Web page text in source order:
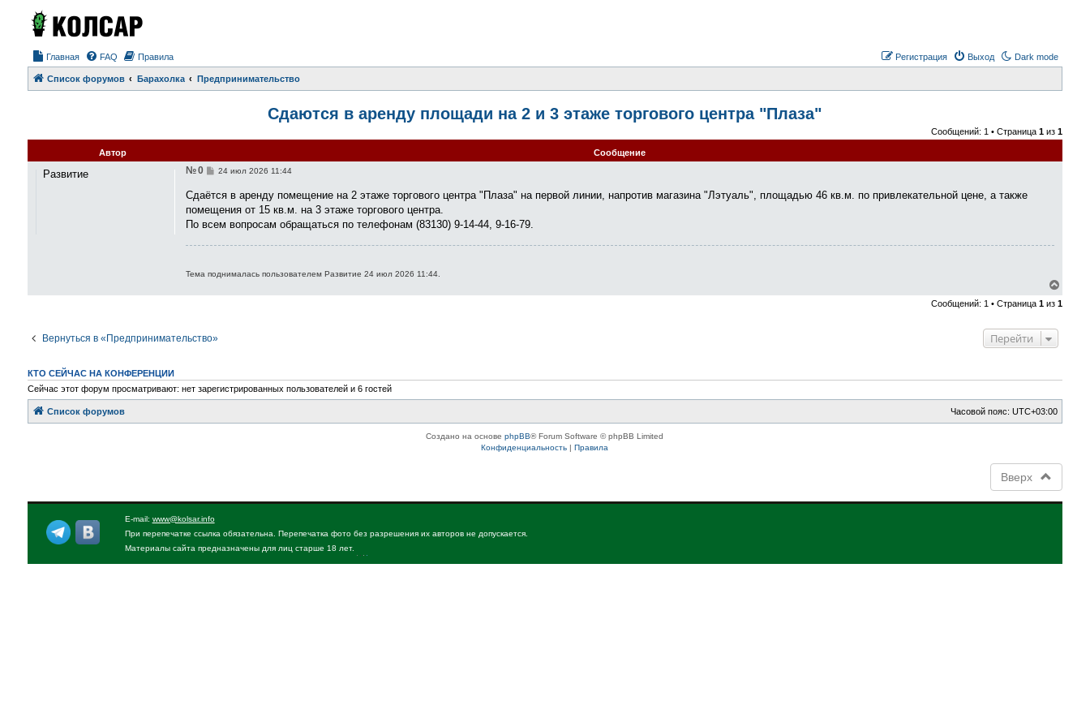
Главная Dark mode
FAQ Правила Выход
Регистрация
Список форумов Барахолка Предпринимательство
Сдаются в аренду площади на 2 и 3 этаже торгового центра "Плаза"
Сообщений: 1 • Страница1 из1
Сообщение
Автор
Развитие № 0
С
б
щ
е
н
е
24 июл 2026 11:44
Сдаётся в аренду помещение на 2 этаже торгового центра "Плаза" на первой линии, напротив магазина "Лэтуаль", площадью 46 кв.м. по привлекательной цене, а также
помещения от 15 кв.м. на 3 этаже торгового центра.
По всем вопросам обращаться по телефонам (83130) 9-14-44, 9-16-79.
Тема поднималась пользователем Развитие 24 июл 2026 11:44.
е
р
н
Сообщений: 1 • Страница1 из1
Вернуться в «Предпринимательство» Перейти
КТО СЕЙЧАС НА КОНФЕРЕНЦИИ
Сейчас этот форум просматривают: нет зарегистрированных пользователей и 6 гостей
Список форумов Часовой пояс:UTC+03:00
Создано на основеphpBB® Forum Software © phpBB Limited
Конфиденциальность |Правила
Вверх
E-mail: www@kolsar.info
При перепечатке ссылка обязательна. Перепечатка фото без разрешения их авторов не допускается.
Материалы сайта предназначены для лиц старше 18 лет.